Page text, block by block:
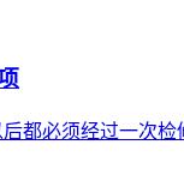
都必须经过一次